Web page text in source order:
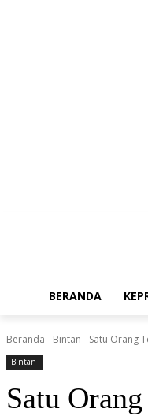
BERANDA
Beranda Bintan Satu Orang
Bintan
Satu